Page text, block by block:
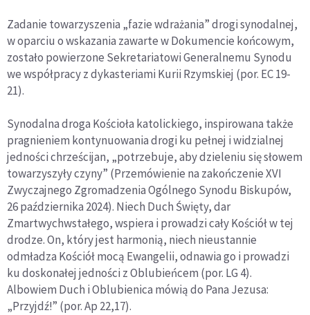
Zadanie towarzyszenia „fazie wdrażania” drogi synodalnej,
w oparciu o wskazania zawarte w Dokumencie końcowym,
zostało powierzone Sekretariatowi Generalnemu Synodu
we współpracy z dykasteriami Kurii Rzymskiej (por. EC 19-
21).
Synodalna droga Kościoła katolickiego, inspirowana także
pragnieniem kontynuowania drogi ku pełnej i widzialnej
jedności chrześcijan, „potrzebuje, aby dzieleniu się słowem
towarzyszyły czyny” (Przemówienie na zakończenie XVI
Zwyczajnego Zgromadzenia Ogólnego Synodu Biskupów,
26 października 2024). Niech Duch Święty, dar
Zmartwychwstałego, wspiera i prowadzi cały Kościół w tej
drodze. On, który jest harmonią, niech nieustannie
odmładza Kościół mocą Ewangelii, odnawia go i prowadzi
ku doskonałej jedności z Oblubieńcem (por. LG 4).
Albowiem Duch i Oblubienica mówią do Pana Jezusa:
„Przyjdź!” (por. Ap 22,17).